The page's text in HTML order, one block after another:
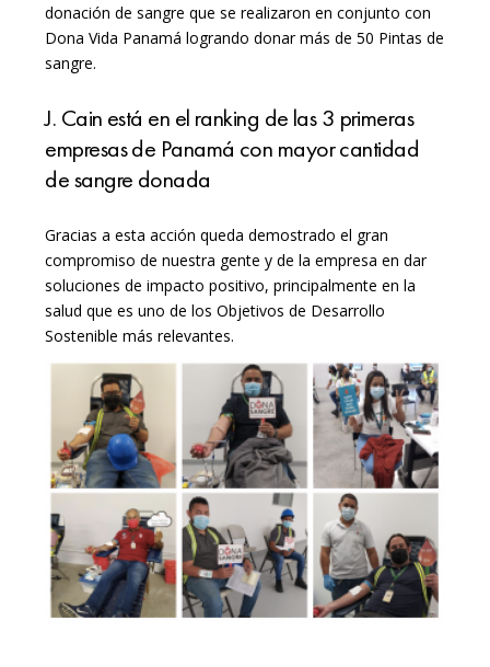
donación de sangre que se realizaron en conjunto con
Dona Vida Panamá logrando donar más de 50 Pintas de
sangre.
J. Cain está en el ranking de las 3 primeras
empresas de Panamá con mayor cantidad
de sangre donada
Gracias a esta acción queda demostrado el gran
compromiso de nuestra gente y de la empresa en dar
soluciones de impacto positivo, principalmente en la
salud que es uno de los Objetivos de Desarrollo
Sostenible más relevantes.